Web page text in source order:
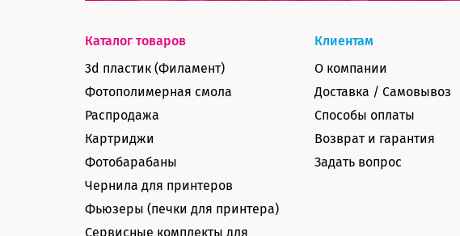
Каталог товаров
3d пластик (Филамент)
Фотополимерная смола
Распродажа
Картриджи
Фотобарабаны
Чернила для принтеров
Фьюзеры (печки для принтера)
Сервисные комплекты для
Клиентам
О компании
Доставка / Самовывоз
Способы оплаты
Возврат и гарантия
Задать вопрос